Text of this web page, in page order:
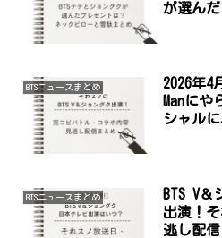
が選ん
BTSニュースまとめ
2026年4
Manに
シャル
BTSニュースまとめ
BTS V
出演！
逃し配信